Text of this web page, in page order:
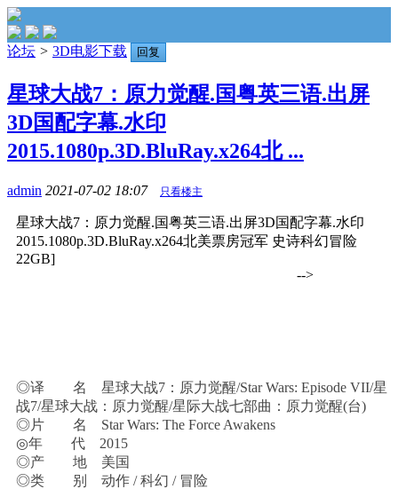
论坛 > 3D电影下载 回复
星球大战7：原力觉醒.国粤英三语.出屏
3D国配字幕.水印
2015.1080p.3D.BluRay.x264北 ...
admin 2021-07-02 18:07 只看楼主
星球大战7：原力觉醒.国粤英三语.出屏3D国配字幕.水印
2015.1080p.3D.BluRay.x264北美票房冠军 史诗科幻冒险
22GB]
-->
◎译 名 星球大战7：原力觉醒/Star Wars: Episode VII/星
战7/星球大战：原力觉醒/星际大战七部曲：原力觉醒(台)
◎片 名 Star Wars: The Force Awakens
◎年 代 2015
◎产 地 美国
◎类 别 动作 / 科幻 / 冒险